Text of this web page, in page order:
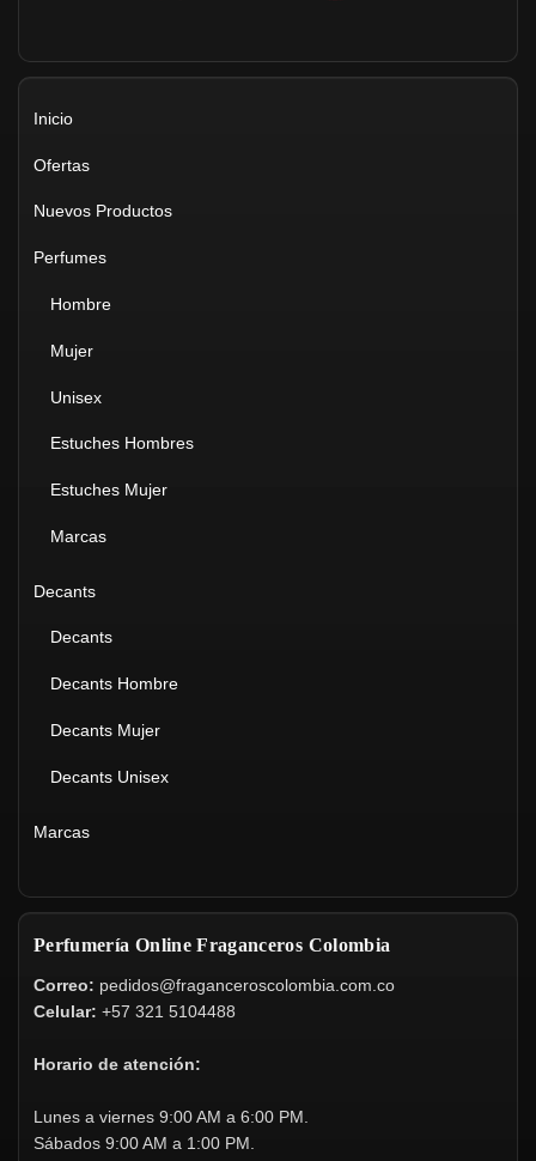
Inicio
Ofertas
Nuevos Productos
Perfumes
Hombre
Mujer
Unisex
Estuches Hombres
Estuches Mujer
Marcas
Decants
Decants
Decants Hombre
Decants Mujer
Decants Unisex
Marcas
Perfumería Online Fraganceros Colombia
Correo: pedidos@fraganceroscolombia.com.co
Celular: +57 321 5104488
Horario de atención:
Lunes a viernes 9:00 AM a 6:00 PM.
Sábados 9:00 AM a 1:00 PM.